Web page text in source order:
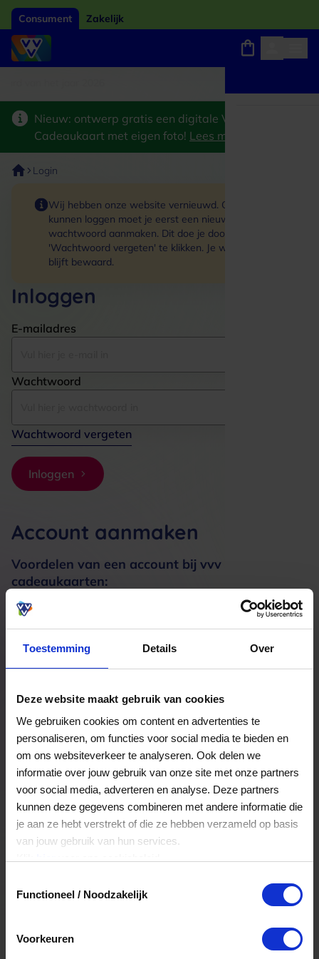
Toestemming Details Over
Deze website maakt gebruik van cookies
We gebruiken cookies om content en advertenties te
personaliseren, om functies voor social media te bieden en
om ons websiteverkeer te analyseren. Ook delen we
informatie over jouw gebruik van onze site met onze partners
voor social media, adverteren en analyse. Deze partners
kunnen deze gegevens combineren met andere informatie die
je aan ze hebt verstrekt of die ze hebben verzameld op basis
van jouw gebruik van hun services.
Functioneel / Noodzakelijk
Voorkeuren
Consument Zakelijk
Nieuw: ontwerp gratis een digitale VVV
Cadeaukaart met eigen foto! Lees meer
Login
Wij hebben onze website vernieuwd. Om in te
kunnen loggen moet je eerst een nieuw
wachtwoord aanmaken. Dit doe je door op de link
'Wachtwoord vergeten' te klikken. Je winkelmand
blijft bewaard.
Inloggen
E-mailadres
Wachtwoord
Wachtwoord vergeten
Inloggen
Account aanmaken
Voordelen van een account bij vvv
cadeaukaarten:
Meerdere adressen registreren
Een bestelling volgen
Nog veel meer...
Maak account aan